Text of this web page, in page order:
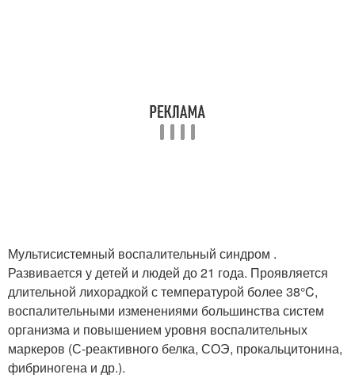
Мультисистемный воспалительный синдром .
Развивается у детей и людей до 21 года. Проявляется
длительной лихорадкой с температурой более 38°C,
воспалительными изменениями большинства систем
организма и повышением уровня воспалительных
маркеров (С-реактивного белка, СОЭ, прокальцитонина,
фибриногена и др.).